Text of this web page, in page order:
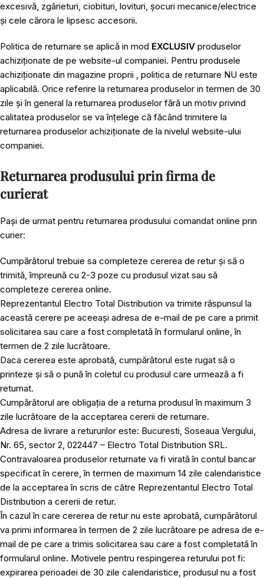
excesivă, zgârieturi, ciobituri, lovituri, șocuri mecanice/electrice
și cele cărora le lipsesc accesorii.
Politica de returnare se aplică in mod EXCLUSIV produselor
achiziționate de pe website-ul companiei. Pentru produsele
achiziționate din magazine proprii , politica de returnare NU este
aplicabilă. Orice referire la returnarea produselor in termen de 30
zile și în general la returnarea produselor fără un motiv privind
calitatea produselor se va înțelege că făcând trimitere la
returnarea produselor achiziționate de la nivelul website-ului
companiei.
Returnarea produsului prin firma de
curierat
Pași de urmat pentru returnarea produsului comandat online prin
curier:
Cumpărătorul trebuie sa completeze cererea de retur și să o
trimită, împreună cu 2-3 poze cu produsul vizat sau să
completeze cererea online.
Reprezentantul Electro Total Distribution va trimite răspunsul la
această cerere pe aceeași adresa de e-mail de pe care a primit
solicitarea sau care a fost completată în formularul online, în
termen de 2 zile lucrătoare.
Daca cererea este aprobată, cumpărătorul este rugat să o
printeze și să o pună în coletul cu produsul care urmează a fi
returnat.
Cumpărătorul are obligația de a returna produsul în maximum 3
zile lucrătoare de la acceptarea cererii de returnare.
Adresa de livrare a retururilor este: Bucuresti, Soseaua Vergului,
Nr. 65, sector 2, 022447 – Electro Total Distribution SRL.
Contravaloarea produselor returnate va fi virată în contul bancar
specificat în cerere, în termen de maximum 14 zile calendaristice
de la acceptarea în scris de către Reprezentantul Electro Total
Distribution a cererii de retur.
În cazul în care cererea de retur nu este aprobată, cumpărătorul
va primi informarea în termen de 2 zile lucrătoare pe adresa de e-
mail de pe care a trimis solicitarea sau care a fost completată în
formularul online. Motivele pentru respingerea returului pot fi:
expirarea perioadei de 30 zile calendaristice, produsul nu a fost